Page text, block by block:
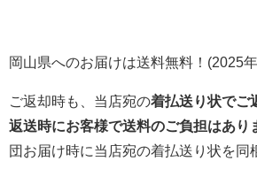
岡山県へのお届けは送料無料！(2025
ご返却時も、当店宛の着払送り状でご
返送時にお客様で送料のご負担はあり
団お届け時に当店宛の着払送り状を同